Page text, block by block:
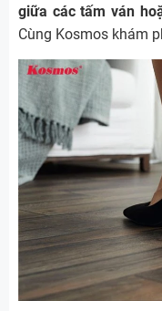
giữa các tấm ván
Cùng Kosmos khám